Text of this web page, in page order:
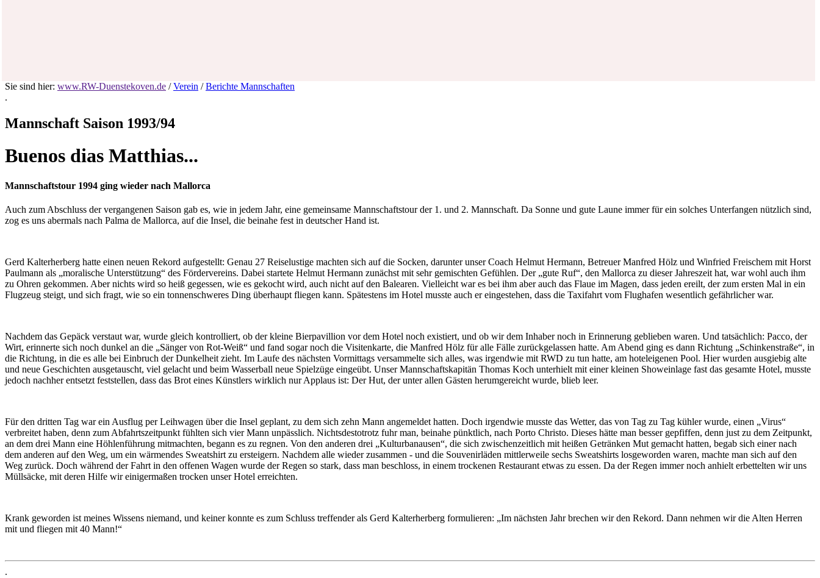
Sie sind hier: www.RW-Duenstekoven.de /Verein /Berichte Mannschaften
.
Mannschaft Saison 1993/94
Buenos dias Matthias...
Mannschaftstour 1994 ging wieder nach Mallorca
Auch zum Abschluss der vergangenen Saison gab es, wie in jedem Jahr, eine gemeinsame Mannschaftstour der 1. und 2. Mannschaft. Da Sonne und gute Laune immer für ein solches Unterfangen nützlich sind,
zog es uns abermals nach Palma de Mallorca, auf die Insel, die beinahe fest in deutscher Hand ist.
Gerd Kalterherberg hatte einen neuen Rekord aufgestellt: Genau 27 Reiselustige machten sich auf die Socken, darunter unserCoach Helmut Hermann, Betreuer Manfred Hölz und Winfried Freischem mit Horst
Paulmann als „moralische Unterstützung“ des Fördervereins. Dabei startete Helmut Hermann zunächst mit sehr gemischten Gefühlen. Der „gute Ruf“, den Mallorca zu dieser Jahreszeit hat, war wohl auch ihm
zu Ohren gekommen. Aber nichts wird so heiß gegessen, wie es gekocht wird, auch nicht auf den Balearen. Vielleicht war es bei ihm aber auch das Flaue im Magen, dass jeden ereilt, der zum ersten Mal in ein
Flugzeug steigt, und sich fragt, wie so ein tonnenschweres Ding überhaupt fliegen kann. Spätestens im Hotel musste auch er eingestehen, dass die Taxifahrt vom Flughafen wesentlich gefährlicher war.
Nachdem das Gepäck verstaut war, wurde gleich kontrolliert, ob der kleine Bierpavillion vor dem Hotel noch existiert, und ob wir dem Inhaber noch in Erinnerung geblieben waren. Und tatsächlich: Pacco, der
Wirt, erinnerte sich noch dunkel an die „Sänger von Rot-Weiß“ und fand sogar noch die Visitenkarte, die Manfred Hölz für alle Fälle zurückgelassen hatte. Am Abend ging es dann Richtung „Schinkenstraße“, in
die Richtung, in die es alle bei Einbruch der Dunkelheit zieht. Im Laufe des nächsten Vormittags versammelte sich alles, was irgendwie mit RWD zu tun hatte, am hoteleigenen Pool. Hier wurden ausgiebig alte
und neue Geschichten ausgetauscht, viel gelacht und beim Wasserball neue Spielzüge eingeübt. Unser Mannschaftskapitän Thomas Koch unterhielt mit einer kleinen Showeinlage fast das gesamte Hotel, musste
jedoch nachher entsetzt feststellen, dass das Brot eines Künstlers wirklich nur Applaus ist: Der Hut, der unter allen Gästen herumgereicht wurde, blieb leer.
Für den dritten Tag war ein Ausflug per Leihwagen über die Insel geplant, zu dem sich zehn Mann angemeldet hatten. Doch irgendwie musste das Wetter, das von Tag zu Tag kühler wurde, einen „Virus“
verbreitet haben, denn zum Abfahrtszeitpunkt fühlten sich vier Mann unpässlich. Nichtsdestotrotz fuhr man, beinahe pünktlich, nach Porto Christo. Dieses hätte man besser gepfiffen, denn just zu dem Zeitpunkt,
an dem drei Mann eine Höhlenführung mitmachten, begann es zu regnen. Von den anderen drei „Kulturbanausen“, die sich zwischenzeitlich mit heißen Getränken Mut gemacht hatten, begab sich einer nach
dem anderen auf den Weg, um ein wärmendes Sweatshirt zu ersteigern. Nachdem alle wieder zusammen - und die Souvenirläden mittlerweile sechs Sweatshirts losgeworden waren, machte man sich auf den
Weg zurück. Doch während der Fahrt in den offenen Wagen wurde der Regen so stark, dass man beschloss, in einem trockenen Restaurant etwas zu essen. Da der Regen immer noch anhielt erbettelten wir uns
Müllsäcke, mit deren Hilfe wir einigermaßen trocken unser Hotel erreichten.
Krank geworden ist meines Wissens niemand, und keiner konnte es zum Schluss treffender als Gerd Kalterherberg formulieren: „Im nächsten Jahr brechen wir den Rekord. Dann nehmen wir die Alten Herren
mit und fliegen mit 40 Mann!“
.